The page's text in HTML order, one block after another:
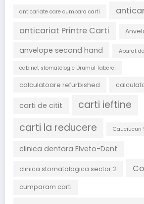
anticariate care cumpara carti
anticariat Printre Carti
anvelope second hand Aparat
cabinet stomatologic Drumul Taberei
calculatoare refurbished
carti de citit
carti ieftine
carti la reducere
Cauciucuri
clinica dentara Elveto-Dent
clinica stomatologica sector 2
cumparam carti